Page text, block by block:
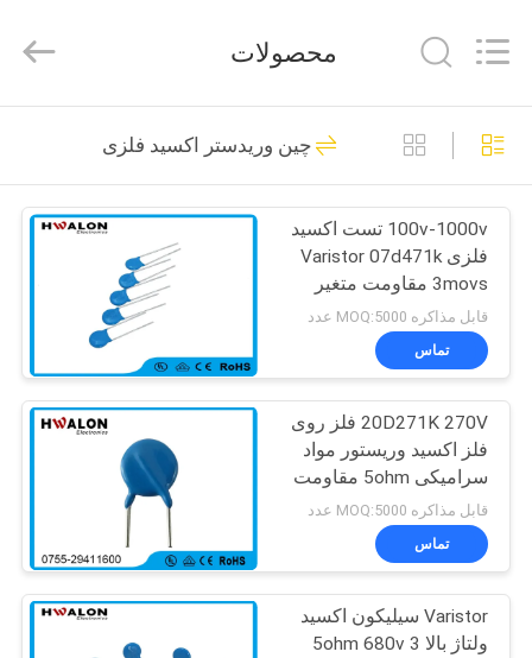
خانه
محصولات
درباره
بازدید
کارخانه
کنترل
کیفیت
Electronic
Rights
PTC سرامیک گرم
کننده
128
MCH سرامیک بخاری
40
197
محصولات
چین وریدستر اکسید فلزی
100v-1000v تست اکسید
فلزی Varistor 07d471k
3movs مقاومت متغیر
برای حفاظت موتور
قابل مذاکره MOQ:5000 عدد
تماس
20D271K 270V فلز روی
فلز اکسید وریستور مواد
سرامیکی 5ohm مقاومت
قابل مذاکره MOQ:5000 عدد
تماس
Varistor سیلیکون اکسید
ولتاژ بالا 5ohm 680v 3